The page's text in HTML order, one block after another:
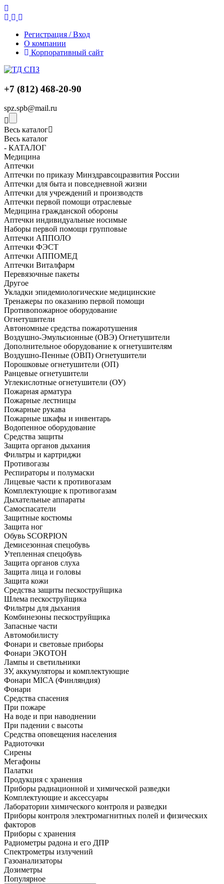
Регистрация / Вход
О компании
Корпоративный сайт
+7 (812) 468-20-90
spz.spb@mail.ru
Весь каталог
Весь каталог
- КАТАЛОГ
Медицина
Аптечки
Аптечки по приказу Минздравсоцразвития России
Аптечки для быта и повседневной жизни
Аптечки для учреждений и производств
Аптечки первой помощи отраслевые
Медицина гражданской обороны
Аптечки индивидуальные носимые
Наборы первой помощи групповые
Аптечки АППОЛО
Аптечки ФЭСТ
Аптечки АППОМЕД
Аптечки Виталфарм
Перевязочные пакеты
Другое
Укладки эпидемиологические медицинские
Тренажеры по оказанию первой помощи
Противопожарное оборудование
Огнетушители
Автономные средства пожаротушения
Воздушно-Эмульсионные (ОВЭ) Огнетушители
Дополнительное оборудование к огнетушителям
Воздушно-Пенные (ОВП) Огнетушители
Порошковые огнетушители (ОП)
Ранцевые огнетушители
Углекислотные огнетушители (ОУ)
Пожарная арматура
Пожарные лестницы
Пожарные рукава
Пожарные шкафы и инвентарь
Водопенное оборудование
Средства защиты
Защита органов дыхания
Фильтры и картриджи
Противогазы
Респираторы и полумаски
Лицевые части к противогазам
Комплектующие к противогазам
Дыхательные аппараты
Самоспасатели
Защитные костюмы
Защита ног
Обувь SCORPION
Демисезонная спецобувь
Утепленная спецобувь
Защита органов слуха
Защита лица и головы
Защита кожи
Средства защиты пескоструйщика
Шлема пескоструйщика
Фильтры для дыхания
Комбинезоны пескоструйщика
Запасные части
Автомобилисту
Фонари и световые приборы
Фонари ЭКОТОН
Лампы и светильники
ЗУ, аккумуляторы и комплектующие
Фонари MICA (Финляндия)
Фонари
Средства спасения
При пожаре
На воде и при наводнении
При падении с высоты
Средства оповещения населения
Радиоточки
Сирены
Мегафоны
Палатки
Продукция с хранения
Приборы радиационной и химической разведки
Комплектующие и аксессуары
Лаборатории химического контроля и разведки
Приборы контроля электромагнитных полей и физических
факторов
Приборы с хранения
Радиометры радона и его ДПР
Спектрометры излучений
Газоанализаторы
Дозиметры
Популярное